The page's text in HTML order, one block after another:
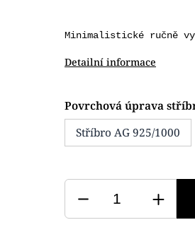
Minimalistické ručně
Detailní informace
Povrchová úprava
Stříbro AG 925/1000